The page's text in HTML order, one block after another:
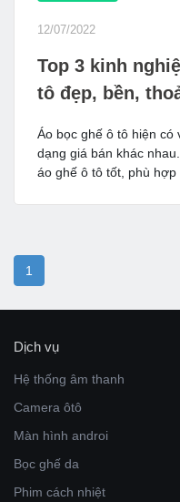
12/07/2022
Top 3 kinh
tô đẹp, bền,
Áo bọc ghế ô tô hiện có
dạng giá bán khác
áo ghế ô tô tốt, phù
1
Dịch vụ
Hệ thống âm thanh
Camera ôtô
Màn hình androi
Bọc ghế da
Phim cách nhiệt